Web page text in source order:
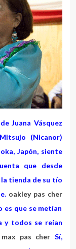
Juana Vásquez
(Nicanor)
Japón, siente
que desde
la tienda de su tío
oakley pas cher
es que se metían
y todos se reían
pas cher Sí,